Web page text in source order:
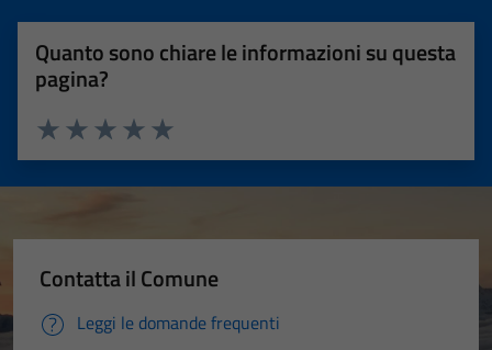
Quanto sono chiare le informazioni su questa
pagina?
Valuta 5 stelle su 5
Valuta 4 stelle su 5
Valuta 3 stelle su 5
Valuta 2 stelle su 5
Valuta 1 stelle su 5
Contatta il Comune
Leggi le domande frequenti